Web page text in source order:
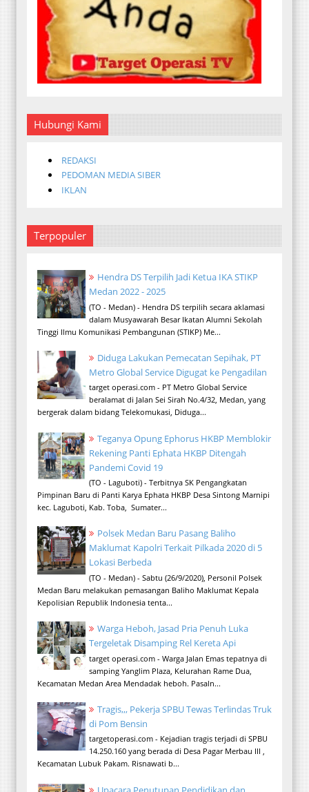
Hubungi Kami
REDAKSI
PEDOMAN MEDIA SIBER
IKLAN
Terpopuler
Hendra DS Terpilih Jadi Ketua IKA STIKP
Medan 2022 - 2025
(TO - Medan) - Hendra DS terpilih secara aklamasi
dalam Musyawarah Besar Ikatan Alumni Sekolah
Tinggi Ilmu Komunikasi Pembangunan (STIKP) Me...
Diduga Lakukan Pemecatan Sepihak, PT
Metro Global Service Digugat ke Pengadilan
target operasi.com - PT Metro Global Service
beralamat di Jalan Sei Sirah No.4/32, Medan, yang
bergerak dalam bidang Telekomukasi, Diduga...
Teganya Opung Ephorus HKBP Memblokir
Rekening Panti Ephata HKBP Ditengah
Pandemi Covid 19
(TO - Laguboti) - Terbitnya SK Pengangkatan
Pimpinan Baru di Panti Karya Ephata HKBP Desa Sintong Marnipi
kec. Laguboti, Kab. Toba, Sumater...
Polsek Medan Baru Pasang Baliho
Maklumat Kapolri Terkait Pilkada 2020 di 5
Lokasi Berbeda
(TO - Medan) - Sabtu (26/9/2020), Personil Polsek
Medan Baru melakukan pemasangan Baliho Maklumat Kepala
Kepolisian Republik Indonesia tenta...
Warga Heboh, Jasad Pria Penuh Luka
Tergeletak Disamping Rel Kereta Api
target operasi.com - Warga Jalan Emas tepatnya di
samping Yanglim Plaza, Kelurahan Rame Dua,
Kecamatan Medan Area Mendadak heboh. Pasaln...
Tragis,,, Pekerja SPBU Tewas Terlindas Truk
di Pom Bensin
targetoperasi.com - Kejadian tragis terjadi di SPBU
14.250.160 yang berada di Desa Pagar Merbau III ,
Kecamatan Lubuk Pakam. Risnawati b...